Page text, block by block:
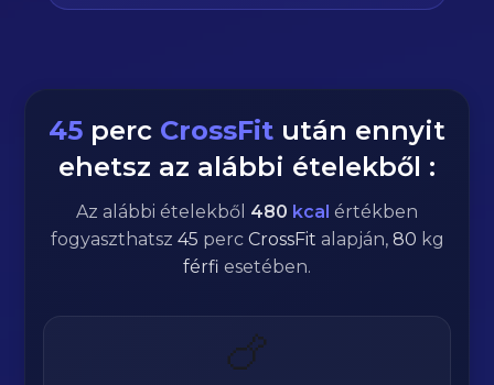
45 perc CrossFit után ennyit
ehetsz az alábbi ételekből :
Az alábbi ételekből 480 kcal értékben
fogyaszthatsz 45 perc CrossFit alapján, 80 kg
férfi esetében.
🍗